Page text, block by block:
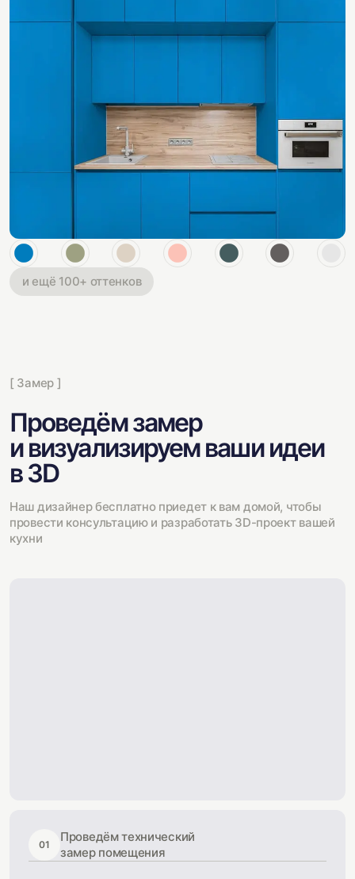
и ещё 100+ оттенков
[ Замер ]
Проведём замер
и визуализируем ваши идеи
в 3D
Наш дизайнер бесплатно приедет к вам домой, чтобы
провести консультацию и разработать 3D-проект вашей
кухни
01
Проведём технический
замер помещения